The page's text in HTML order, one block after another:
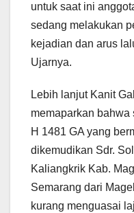
untuk saat ini
sedang melakukan
kejadian dan arus
Ujarnya.
Lebih lanjut Kanit
memaparkan bahwa
H 1481 GA yang
dikemudikan Sdr.
Kaliangkrik Kab.
Semarang dari
kurang menguasai